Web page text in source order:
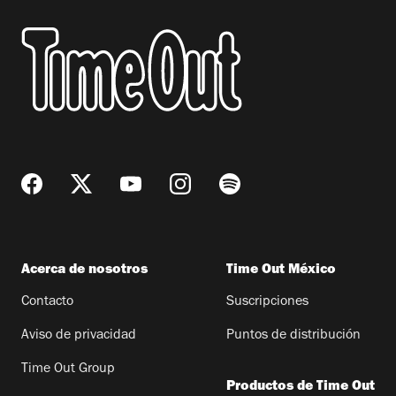
Acerca de nosotros
Contacto
Aviso de privacidad
Time Out Group
Time Out México
Suscripciones
Puntos de distribución
Productos de Time Out